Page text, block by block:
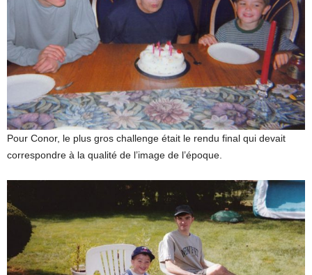
Pour Conor, le plus gros challenge était le rendu final qui devait
correspondre à la qualité de l’image de l’époque.